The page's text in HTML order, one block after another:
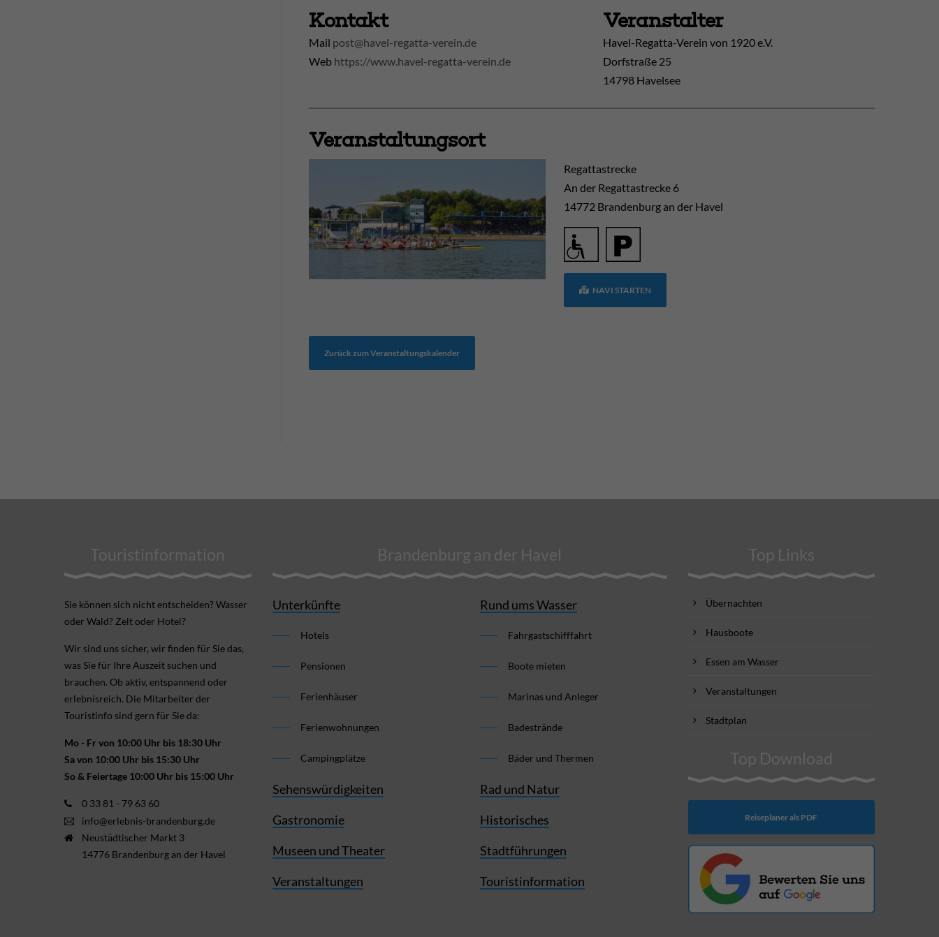
Kontakt
Mail post@havel-regatta-verein.de
Web https://www.havel-regatta-verein.de
Veranstalter
Havel-Regatta-Verein von 1920 e.V.
Dorfstraße 25
14798 Havelsee
Veranstaltungsort
Regattastrecke
An der Regattastrecke 6
14772 Brandenburg an der Havel
NAVI STARTEN
Zurück zum Veranstaltungskalender
Touristinformation
Sie können sich nicht ent­scheiden? Wasser
oder Wald? Zelt oder Hotel?
Wir sind uns sicher, wir finden für Sie das,
was Sie für Ihre Aus­zeit suchen und
brauchen. Ob aktiv, ent­spannend oder
erlebnis­reich. Die Mitarbeiter der
Touristinfo sind gern für Sie da:
Mo - Fr von 10:00 Uhr bis 18:30 Uhr
Sa von 10:00 Uhr bis 15:30 Uhr
So & Feiertage 10:00 Uhr bis 15:00 Uhr
0 33 81 - 79 63 60
info@erlebnis-brandenburg.de
Neustädtischer Markt 3
14776 Brandenburg an der Havel
Brandenburg an der Havel
Unterkünfte
Hotels
Pensionen
Ferienhäuser
Ferienwohnungen
Campingplätze
Sehenswürdigkeiten
Gastronomie
Museen und Theater
Veranstaltungen
Rund ums Wasser
Fahrgastschifffahrt
Boote mieten
Marinas und Anleger
Badestrände
Bäder und Thermen
Rad und Natur
Historisches
Stadtführungen
Touristinformation
Top Links
Übernachten
Hausboote
Essen am Wasser
Veranstaltungen
Stadtplan
Top Download
Reiseplaner als PDF